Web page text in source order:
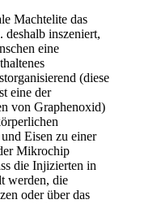
Machtelite das
deshalb inszeniert,
eine
(diese
eine der
von Graphenoxid)
Eisen zu einer
Mikrochip
die Injizierten in
werden, die
oder über das